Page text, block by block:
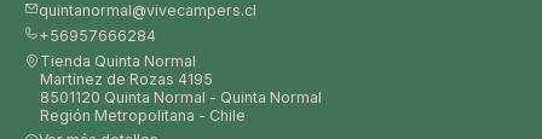
quintanormal@vivecampers.cl
+56957666284
Tienda Quinta Normal
Martínez de Rozas 4195
8501120 Quinta Normal - Quinta Normal
Región Metropolitana - Chile